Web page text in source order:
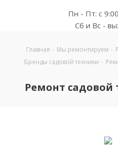
Пн - Пт: с
Сб и Вс -
Главная - Мы ремонтируем -
Бренды садовой техники -
Ремонт садовой